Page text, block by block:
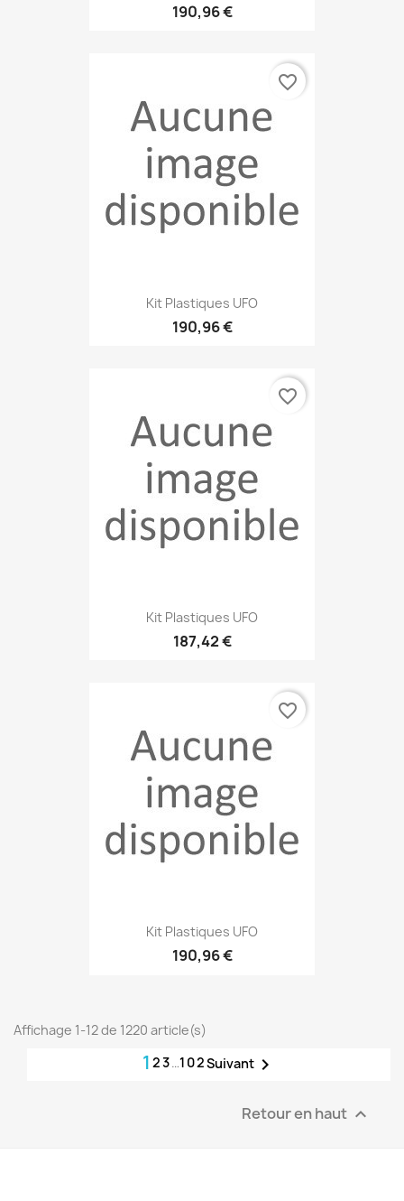
190,96 €
Kit Plastiques UFO
190,96 €
favorite_border
Kit Plastiques UFO
187,42 €
favorite_border
Kit Plastiques UFO
190,96 €
favorite_border
Affichage 1-12 de 1220 article(s)
1 23…102Suivant
Retour en haut 